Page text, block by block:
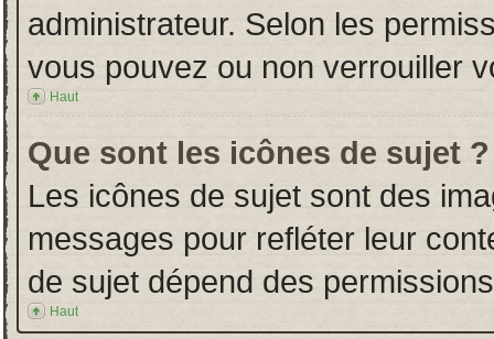
administrateur. Selon les
vous pouvez ou non verrouiller
Haut
Que sont les icônes de sujet ?
Les icônes de sujet sont des
messages pour refléter leur
de sujet dépend des
Haut